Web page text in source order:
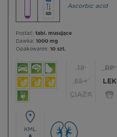
Ascorbic acid
Postać: tabl. musujące
Dawka: 1000 mg
Opakowanie: 10 szt.
18
65+
CIĄŻA
RP
LEK
KML